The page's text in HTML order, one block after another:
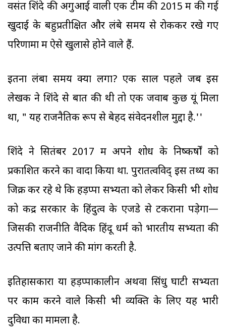
वसंत शिंदे की अगुआई वाली एक टीम की 2015 में की गई
खुदाई के बहुप्रतीक्षित और लंबे समय से रोककर रखे गए
परिणामों में ऐसे खुलासे होने वाले हैं.
इतना लंबा समय क्यों लगा? एक साल पहले जब इस
लेखक ने शिंदे से बात की थी तो एक जवाब कुछ यूं मिला
था, " यह राजनैतिक रूप से बेहद संवेदनशील मुद्दा है.''
शिंदे ने सितंबर 2017 में अपने शोध के निष्कर्षों को
प्रकाशित करने का वादा किया था. पुरातत्वविद् इस तथ्य का
जिक्र कर रहे थे कि हड़प्पा सभ्यता को लेकर किसी भी शोध
को केंद्र सरकार के हिंदुत्व के एजेंडे से टकराना पड़ेगा—
जिसकी राजनीति वैदिक हिंदू धर्म को भारतीय सभ्यता की
उत्पत्ति बताए जाने की मांग करती है.
इतिहासकारों या हड़प्पाकालीन अथवा सिंधु घाटी सभ्यता
पर काम करने वाले किसी भी व्यक्ति के लिए यह भारी
दुविधा का मामला है.